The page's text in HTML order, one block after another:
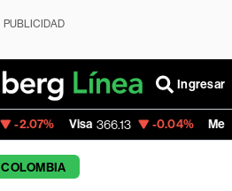
PUBLICIDAD
Ingresar
Visa 366.13 -0.04% MercadoLibre
COLOMBIA